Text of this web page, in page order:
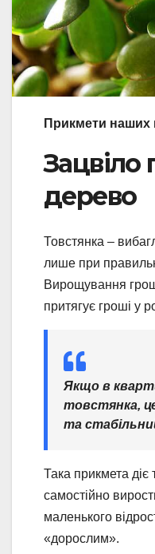
Прикмети наших
Зацвіло
дерево
Товстянка –
лише при
Вирощування
притягує гроші у
Якщо в
товстянка,
та
Така прикмета діє
самостійно
маленького
«дорослим».